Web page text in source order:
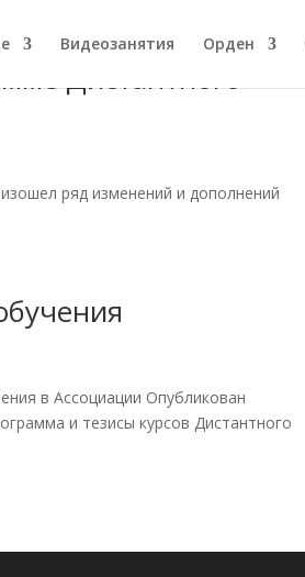
Видеозанятия Орден
Дистантного
ряд изменений и дополнений
в Ассоциации Опубликован
и тезисы курсов Дистантного